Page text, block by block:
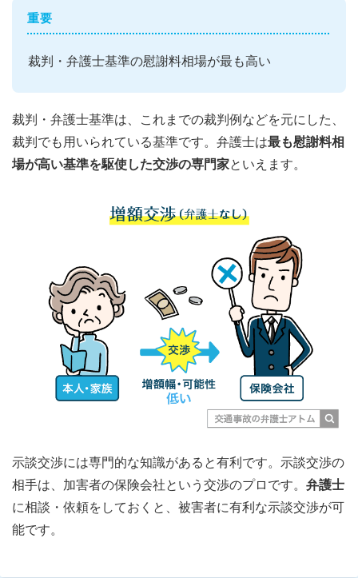
重要
裁判・弁護士基準の慰謝料相場が最も高い
裁判・弁護士基準は、これまでの裁判例などを元にした、
裁判でも用いられている基準です。弁護士は最も慰謝料相
場が高い基準を駆使した交渉の専門家といえます。
示談交渉には専門的な知識があると有利です。示談交渉の
相手は、加害者の保険会社という交渉のプロです。 弁護士
に相談・依頼をしておくと、被害者に有利な示談交渉が可
能です。